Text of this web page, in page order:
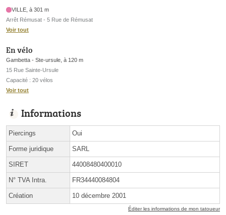
VILLE, à 301 m
Arrêt Rémusat - 5 Rue de Rémusat
Voir tout
En vélo
Gambetta - Ste-ursule, à 120 m
15 Rue Sainte-Ursule
Capacité : 20 vélos
Voir tout
Informations
Piercings Oui
Forme juridique SARL
SIRET 44008480400010
N° TVA Intra. FR34440084804
Création 10 décembre 2001
Éditer les informations de mon tatoueur